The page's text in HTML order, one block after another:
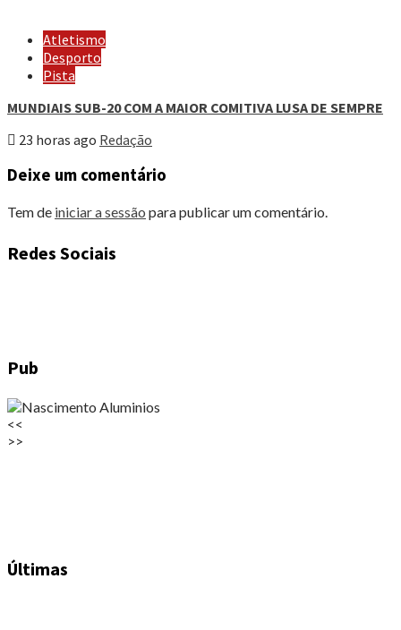
Atletismo
Desporto
Pista
MUNDIAIS SUB-20 COM A MAIOR COMITIVA LUSA DE SEMPRE
23 horas ago Redação
Deixe um comentário
Tem de iniciar a sessão para publicar um comentário.
Redes Sociais
Pub
<<
>>
Últimas